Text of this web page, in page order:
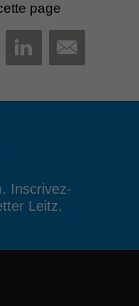
page
LINKEDIN
MAIL
Inscrivez-
Leitz.